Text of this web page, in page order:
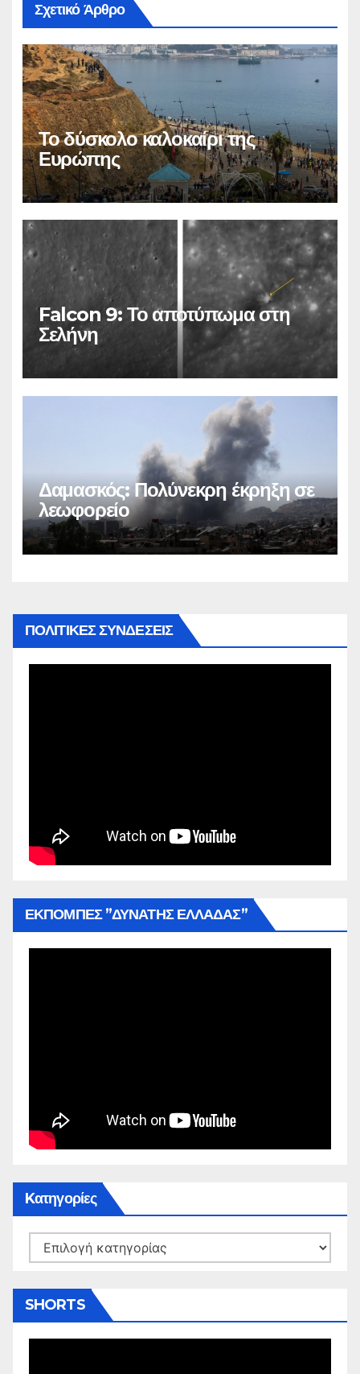
Σχετικό Άρθρο
Το δύσκολο καλοκαίρι της
Ευρώπης
Falcon 9: Το αποτύπωμα στη
Σελήνη
Δαμασκός: Πολύνεκρη έκρηξη σε
λεωφορείο
ΠΟΛΙΤΙΚΕΣ ΣΥΝΔΕΣΕΙΣ
ΕΚΠΟΜΠΕΣ ”ΔΥΝΑΤΗΣ ΕΛΛΑΔΑΣ”
Kατηγορίες
Kατηγορίες
SHORTS